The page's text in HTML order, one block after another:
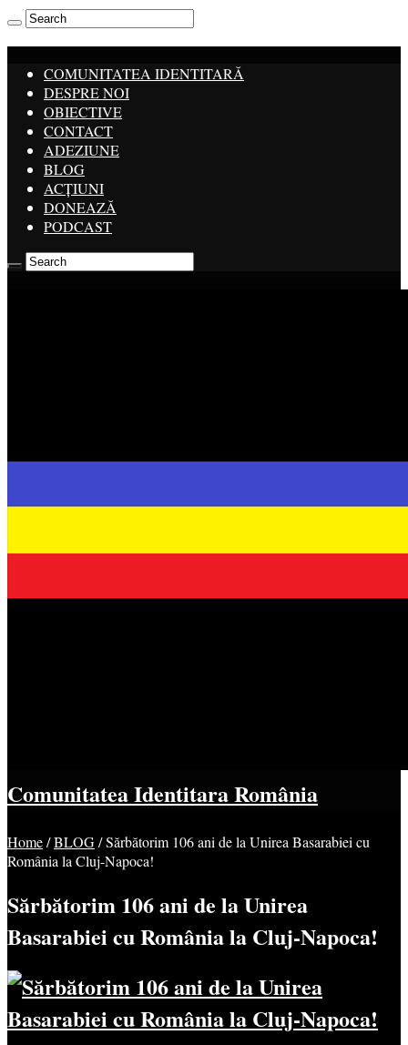
COMUNITATEA IDENTITARĂ
DESPRE NOI
OBIECTIVE
CONTACT
ADEZIUNE
BLOG
ACȚIUNI
DONEAZĂ
PODCAST
Comunitatea Identitara România
Home/BLOG/Sărbătorim 106 ani de la Unirea Basarabiei cu
România la Cluj-Napoca!
Sărbătorim 106 ani de la Unirea
Basarabiei cu România la Cluj-Napoca!